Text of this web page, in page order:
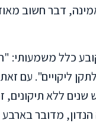
דבר חשוב
כלל משמעותי:
ליקויים". עם
ללא תיקונים,
מדובר בארבע